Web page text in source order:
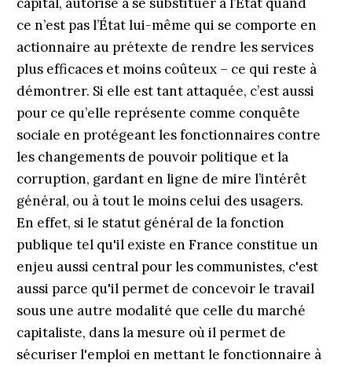
ce n’est pas l’État lui-même qui se comporte en
actionnaire au prétexte de rendre les services
plus efficaces et moins coûteux – ce qui reste à
démontrer. Si elle est tant attaquée, c’est aussi
pour ce qu’elle représente comme conquête
sociale en protégeant les fonctionnaires contre
les changements de pouvoir politique et la
corruption, gardant en ligne de mire l’intérêt
général, ou à tout le moins celui des usagers.
En effet, si le statut général de la fonction
publique tel qu'il existe en France constitue un
enjeu aussi central pour les communistes, c'est
aussi parce qu'il permet de concevoir le travail
sous une autre modalité que celle du marché
capitaliste, dans la mesure où il permet de
sécuriser l'emploi en mettant le fonctionnaire à